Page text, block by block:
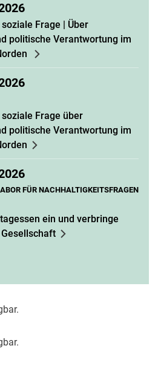
Frage | Über
politische Verantwortung im
Frage über
politische Verantwortung im
FÜR NACHHALTIGKEITSFRAGEN
ein und verbringe